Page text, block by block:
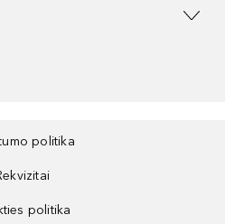
politika
politika